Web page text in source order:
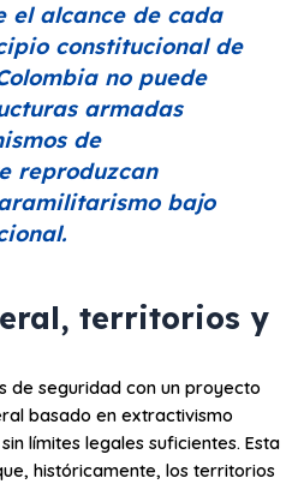
el alcance de cada
constitucional de
no puede
armadas
de
reproduzcan
bajo
territorios y
de seguridad con un proyecto
basado en extractivismo
límites legales suficientes. Esta
históricamente, los territorios